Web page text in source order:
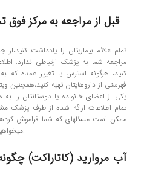
قبل از مراجعه به مرکز
تمام علائم بیماری­تان را یادداشت
مراجعه شما به پزشک ارتباطی ندارد.
کنید، هرگونه استرس یا تغییر عمده که
فهرستی از داروهای­تان تهیه کنید،همچنین
یکی از اعضای خانواده یا دوستان­تان را
تمام اطلاعات ارائه شده از طرف
ممکن است مسئله­ای که شما فراموش
می­خواهید از پزشک بپرسید را یادداشت کنید.
آب مروارید (کاتاراکت)